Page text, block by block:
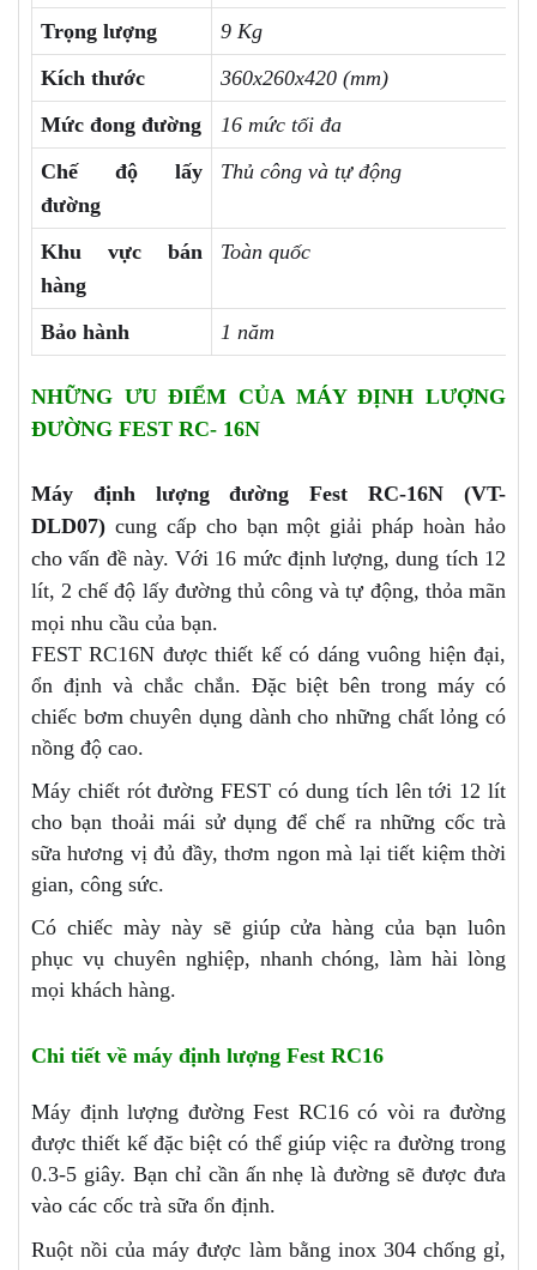
Trọng lượng
9 Kg
Kích thước
360x260x420 (mm)
Mức đong đường
16 mức tối đa
Chế độ lấy
đường
Thủ công và tự động
Khu vực bán
hàng
Toàn quốc
Bảo hành 1 năm
NHỮNG ƯU ĐIỂM CỦA MÁY ĐỊNH LƯỢNG
ĐƯỜNG FEST RC- 16N
Máy định lượng đường Fest RC-16N (VT-
DLD07) cung cấp cho bạn một giải pháp hoàn hảo
cho vấn đề này. Với 16 mức định lượng, dung tích 12
lít, 2 chế độ lấy đường thủ công và tự động, thỏa mãn
mọi nhu cầu của bạn.
FEST RC16N được thiết kế có dáng vuông hiện đại,
ổn định và chắc chắn. Đặc biệt bên trong máy có
chiếc bơm chuyên dụng dành cho những chất lỏng có
nồng độ cao.
Máy chiết rót đường FEST có dung tích lên tới 12 lít
cho bạn thoải mái sử dụng để chế ra những cốc trà
sữa hương vị đủ đầy, thơm ngon mà lại tiết kiệm thời
gian, công sức.
Có chiếc mày này sẽ giúp cửa hàng của bạn luôn
phục vụ chuyên nghiệp, nhanh chóng, làm hài lòng
mọi khách hàng.
Chi tiết về máy định lượng Fest RC16
Máy định lượng đường Fest RC16 có vòi ra đường
được thiết kế đặc biệt có thể giúp việc ra đường trong
0.3-5 giây. Bạn chỉ cần ấn nhẹ là đường sẽ được đưa
vào các cốc trà sữa ổn định.
Ruột nồi của máy được làm bằng inox 304 chống gỉ,